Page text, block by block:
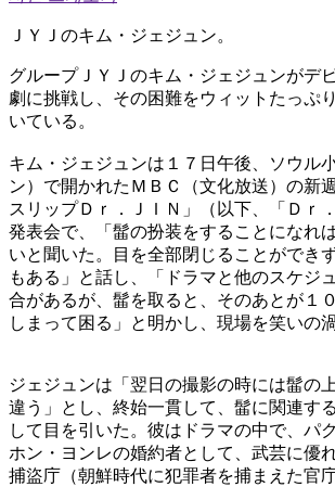
ＪＹＪのキム・ジェジュン。
グループＪＹＪのキム・ジェジュンがデ
劇に挑戦し、その困難をウィットたっぷ
いている。
キム・ジェジュンは１７日午後、ソウル
ン）で開かれたＭＢＣ（文化放送）の新
スリップＤｒ．ＪＩＮ」（以下、「Ｄｒ
発表会で、「髷の扮装をすることになれ
いと聞いた。目を全部閉じることができ
もある」と話し、「ドラマと他のスケジ
合があるが、髷を取ると、そのあとが１
しまって困る」と明かし、現場を笑いの
ジェジュンは「翌日の撮影の時には髷の
違う」とし、終始一貫して、髷に関連す
して目を引いた。彼はドラマの中で、パ
ホン・ヨンレの婚約者として、武芸に優
捕盜庁（朝鮮時代に犯罪者を捕まえた官